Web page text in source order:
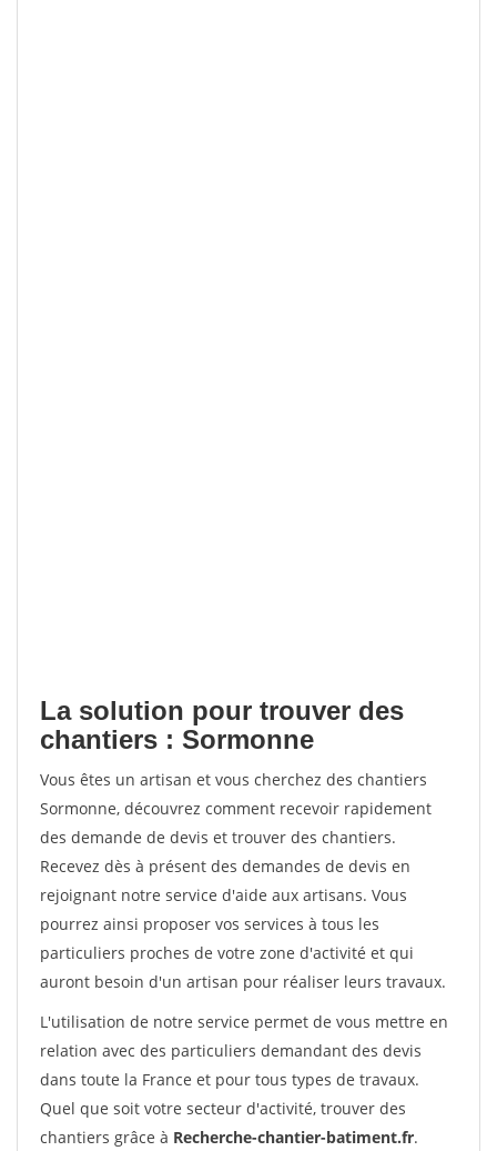
La solution pour trouver des
chantiers : Sormonne
Vous êtes un artisan et vous cherchez des chantiers
Sormonne, découvrez comment recevoir rapidement
des demande de devis et trouver des chantiers.
Recevez dès à présent des demandes de devis en
rejoignant notre service d'aide aux artisans. Vous
pourrez ainsi proposer vos services à tous les
particuliers proches de votre zone d'activité et qui
auront besoin d'un artisan pour réaliser leurs travaux.
L'utilisation de notre service permet de vous mettre en
relation avec des particuliers demandant des devis
dans toute la France et pour tous types de travaux.
Quel que soit votre secteur d'activité, trouver des
chantiers grâce à Recherche-chantier-batiment.fr.